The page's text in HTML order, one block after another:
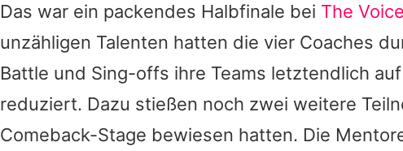
Das war ein packendes Halbfinale bei The
unzähligen Talenten hatten die vier Coaches
Battle und Sing-offs ihre Teams letztendlich
reduziert. Dazu stießen noch zwei weitere
Comeback-Stage bewiesen hatten. Die